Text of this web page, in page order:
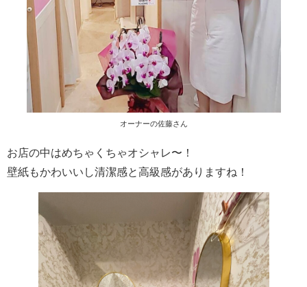
オーナーの佐藤さん
お店の中はめちゃくちゃオシャレ〜！
壁紙もかわいいし清潔感と高級感がありますね！